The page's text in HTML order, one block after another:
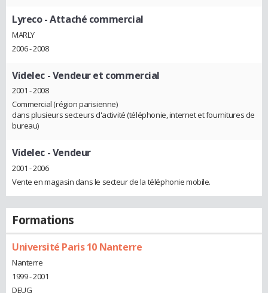
Lyreco- Attaché commercial
MARLY
2006 - 2008
Videlec - Vendeur et commercial
2001 - 2008
Commercial (région parisienne)
dans plusieurs secteurs d'activité (téléphonie, internet et fournitures de
bureau)
Videlec - Vendeur
2001 - 2006
Vente en magasin dans le secteur de la téléphonie mobile.
Formations
Université Paris 10 Nanterre
Nanterre
1999 - 2001
DEUG